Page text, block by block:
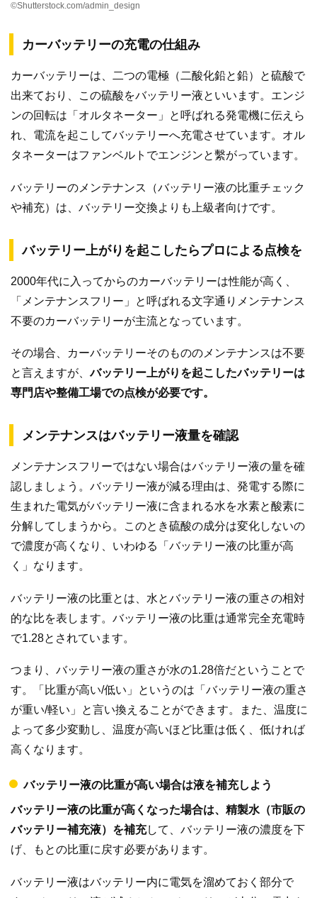
©Shutterstock.com/admin_design
カーバッテリーの充電の仕組み
カーバッテリーは、二つの電極（二酸化鉛と鉛）と硫酸で
出来ており、この硫酸をバッテリー液といいます。エンジ
ンの回転は「オルタネーター」と呼ばれる発電機に伝えら
れ、電流を起こしてバッテリーへ充電させています。オル
タネーターはファンベルトでエンジンと繫がっています。
バッテリーのメンテナンス（バッテリー液の比重チェック
や補充）は、バッテリー交換よりも上級者向けです。
バッテリー上がりを起こしたらプロによる点検を
2000年代に入ってからのカーバッテリーは性能が高く、
「メンテナンスフリー」と呼ばれる文字通りメンテナンス
不要のカーバッテリーが主流となっています。
その場合、カーバッテリーそのもののメンテナンスは不要
と言えますが、バッテリー上がりを起こしたバッテリーは
専門店や整備工場での点検が必要です。
メンテナンスはバッテリー液量を確認
メンテナンスフリーではない場合はバッテリー液の量を確
認しましょう。バッテリー液が減る理由は、発電する際に
生まれた電気がバッテリー液に含まれる水を水素と酸素に
分解してしまうから。このとき硫酸の成分は変化しないの
で濃度が高くなり、いわゆる「バッテリー液の比重が高
く」なります。
バッテリー液の比重とは、水とバッテリー液の重さの相対
的な比を表します。バッテリー液の比重は通常完全充電時
で1.28とされています。
つまり、バッテリー液の重さが水の1.28倍だということで
す。「比重が高い/低い」というのは「バッテリー液の重さ
が重い/軽い」と言い換えることができます。また、温度に
よって多少変動し、温度が高いほど比重は低く、低ければ
高くなります。
バッテリー液の比重が高い場合は液を補充しよう
バッテリー液の比重が高くなった場合は、精製水（市販の
バッテリー補充液）を補充して、バッテリー液の濃度を下
げ、もとの比重に戻す必要があります。
バッテリー液はバッテリー内に電気を溜めておく部分で